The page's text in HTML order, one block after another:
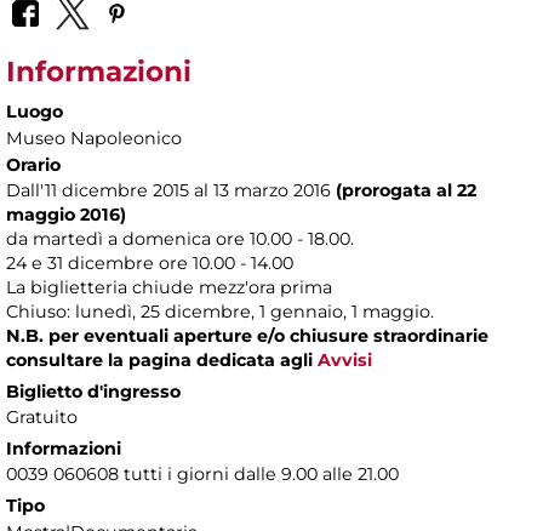
Informazioni
Luogo
Museo Napoleonico
Orario
Dall'11 dicembre 2015 al 13 marzo 2016 (prorogata al 22
maggio 2016)
da martedì a domenica ore 10.00 - 18.00.
24 e 31 dicembre ore 10.00 - 14.00
La biglietteria chiude mezz'ora prima
Chiuso: lunedì, 25 dicembre, 1 gennaio, 1 maggio.
N.B. per eventuali aperture e/o chiusure straordinarie
consultare la pagina dedicata agli Avvisi
Biglietto d'ingresso
Gratuito
Informazioni
0039 060608 tutti i giorni dalle 9.00 alle 21.00
Tipo